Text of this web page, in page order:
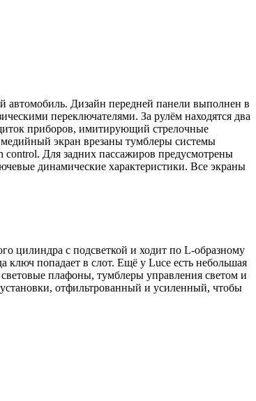
Дизайн передней панели выполнен в
переключателями. За рулём находятся два
приборов, имитирующий стрелочные
экран врезаны тумблеры системы
control. Для задних пассажиров предусмотрены
динамические характеристики. Все экраны
цилиндра с подсветкой и ходит по L-образному
ключ попадает в слот. Ещё у Luce есть небольшая
плафоны, тумблеры управления светом и
отфильтрованный и усиленный, чтобы